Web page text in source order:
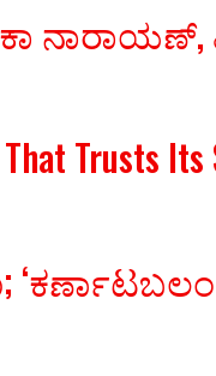
ನಾರಾಯಣ್,
Trusts